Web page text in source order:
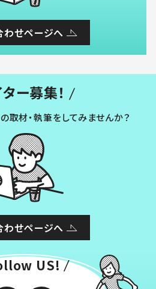
わせページへ
ー募集！
取材・執筆をしてみませんか？
わせページへ
US!